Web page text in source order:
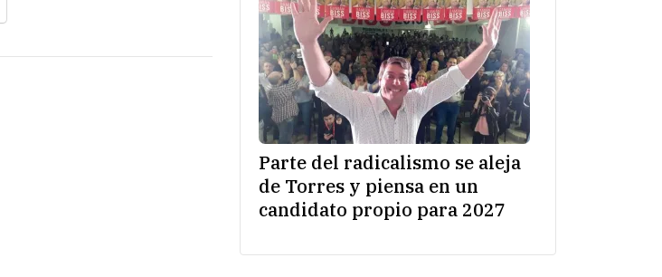
Parte del radicalismo se aleja
de Torres y piensa en un
candidato propio para 2027